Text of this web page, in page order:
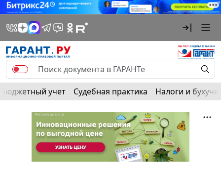
Бюджетный учет Судебная практика Налоги и